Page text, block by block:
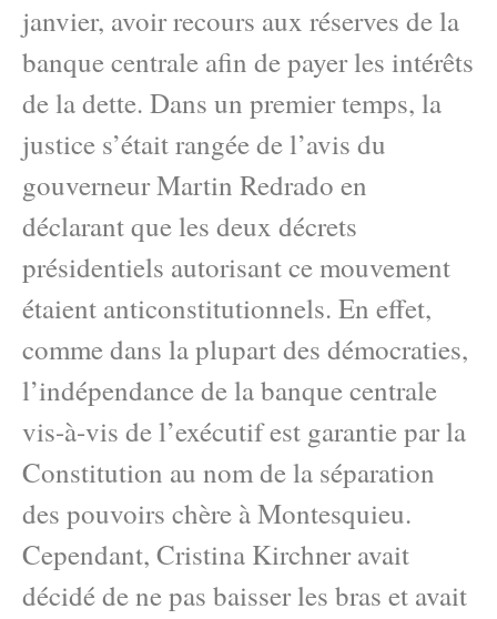
janvier, avoir recours aux réserves de la
banque centrale afin de payer les intérêts
de la dette. Dans un premier temps, la
justice s’était rangée de l’avis du
gouverneur Martin Redrado en
déclarant que les deux décrets
présidentiels autorisant ce mouvement
étaient anticonstitutionnels. En effet,
comme dans la plupart des démocraties,
l’indépendance de la banque centrale
vis-à-vis de l’exécutif est garantie par la
Constitution au nom de la séparation
des pouvoirs chère à Montesquieu.
Cependant, Cristina Kirchner avait
décidé de ne pas baisser les bras et avait